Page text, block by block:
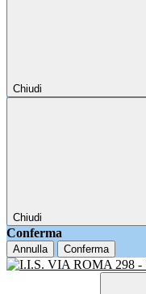
Chiudi
Chiudi
Conferma
Annulla Conferma